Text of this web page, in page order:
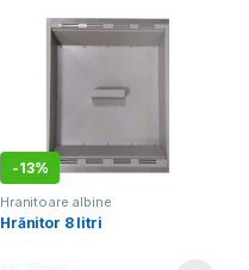
-13%
Hranitoare albine
Hrănitor 8 litri